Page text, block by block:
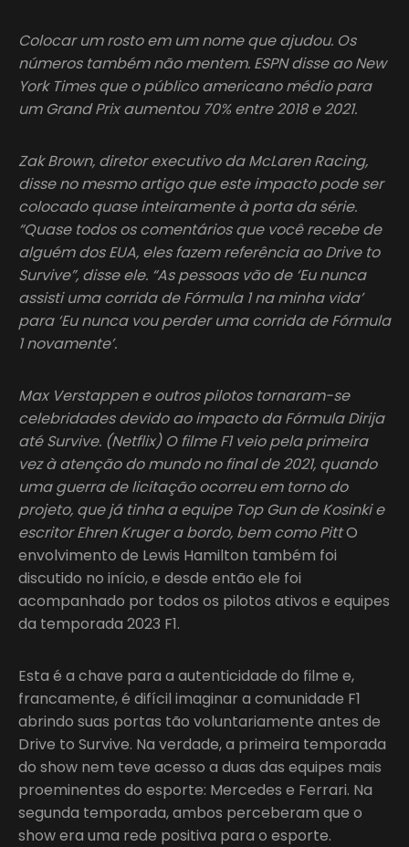
Colocar um rosto em um nome que ajudou. Os
números também não mentem. ESPN disse ao New
York Times que o público americano médio para
um Grand Prix aumentou 70% entre 2018 e 2021.
Zak Brown, diretor executivo da McLaren Racing,
disse no mesmo artigo que este impacto pode ser
colocado quase inteiramente à porta da série.
“Quase todos os comentários que você recebe de
alguém dos EUA, eles fazem referência ao Drive to
Survive”, disse ele. “As pessoas vão de ‘Eu nunca
assisti uma corrida de Fórmula 1 na minha vida’
para ‘Eu nunca vou perder uma corrida de Fórmula
1 novamente’.
Max Verstappen e outros pilotos tornaram-se
celebridades devido ao impacto da Fórmula Dirija
até Survive. (Netflix) O filme F1 veio pela primeira
vez à atenção do mundo no final de 2021, quando
uma guerra de licitação ocorreu em torno do
projeto, que já tinha a equipe Top Gun de Kosinki e
escritor Ehren Kruger a bordo, bem como PittO
envolvimento de Lewis Hamilton também foi
discutido no início, e desde então ele foi
acompanhado por todos os pilotos ativos e equipes
da temporada 2023 F1.
Esta é a chave para a autenticidade do filme e,
francamente, é difícil imaginar a comunidade F1
abrindo suas portas tão voluntariamente antes de
Drive to Survive. Na verdade, a primeira temporada
do show nem teve acesso a duas das equipes mais
proeminentes do esporte: Mercedes e Ferrari. Na
segunda temporada, ambos perceberam que o
show era uma rede positiva para o esporte.